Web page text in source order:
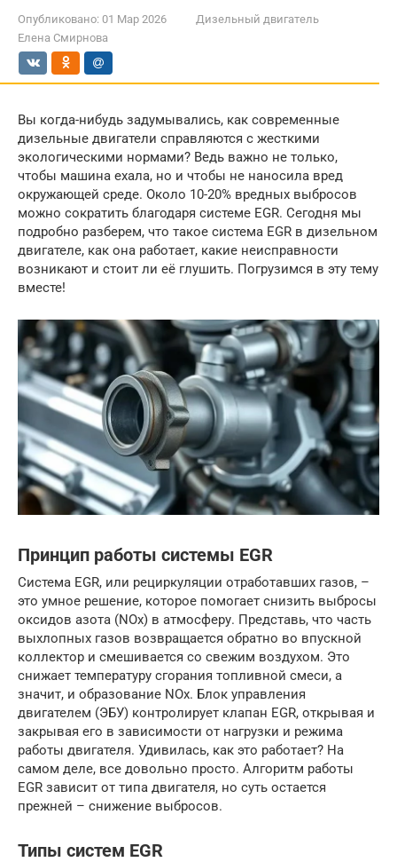
Опубликовано: 01 Мар 2026
Дизельный двигатель
Елена Смирнова
Вы когда-нибудь задумывались, как современные
дизельные двигатели справляются с жесткими
экологическими нормами? Ведь важно не только,
чтобы машина ехала, но и чтобы не наносила вред
окружающей среде. Около 10-20% вредных выбросов
можно сократить благодаря системе EGR. Сегодня мы
подробно разберем, что такое система EGR в дизельном
двигателе, как она работает, какие неисправности
возникают и стоит ли её глушить. Погрузимся в эту тему
вместе!
Принцип работы системы EGR
Система EGR, или рециркуляции отработавших газов, –
это умное решение, которое помогает снизить выбросы
оксидов азота (NOx) в атмосферу. Представь, что часть
выхлопных газов возвращается обратно во впускной
коллектор и смешивается со свежим воздухом. Это
снижает температуру сгорания топливной смеси, а
значит, и образование NOx. Блок управления
двигателем (ЭБУ) контролирует клапан EGR, открывая и
закрывая его в зависимости от нагрузки и режима
работы двигателя. Удивилась, как это работает? На
самом деле, все довольно просто. Алгоритм работы
EGR зависит от типа двигателя, но суть остается
прежней – снижение выбросов.
Типы систем EGR